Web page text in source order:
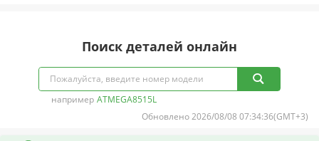
Поиск деталей онлайн
например ATMEGA8515L
Обновлено 2026/08/08 07:34:36(GMT+3)